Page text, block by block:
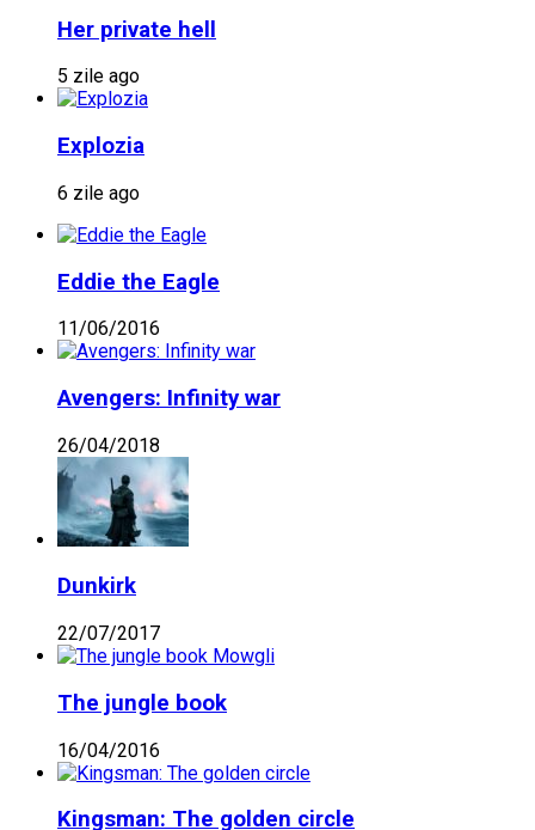
Her private hell
5 zile ago
Explozia
6 zile ago
Eddie the Eagle
11/06/2016
Avengers: Infinity war
26/04/2018
Dunkirk
22/07/2017
The jungle book
16/04/2016
Kingsman: The golden circle